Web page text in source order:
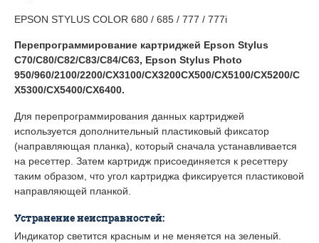
EPSON STYLUS COLOR 680 / 685 / 777 / 777i
Перепрограммирование картриджей Epson Stylus
C70/C80/C82/C83/C84/C63, Epson Stylus Photo
950/960/2100/2200/CX3100/CX3200CX500/CX5100/CX5200/C
X5300/CX5400/CX6400.
Для перепрограммирования данных картриджей
используется дополнительный пластиковый фиксатор
(направляющая планка), который сначала устанавливается
на ресеттер. Затем картридж присоединяется к ресеттеру
таким образом, что угол картриджа фиксируется пластиковой
направляющей планкой.
Устранение неисправностей:
Индикатор светится красным и не меняется на зеленый.